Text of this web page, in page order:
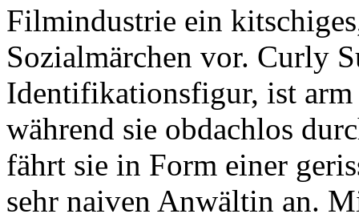
Filmindustrie ein
Sozialmärchen vor. Curly
Identifikationsfigur, ist
während sie obdachlos
fährt sie in Form einer
sehr naiven Anwältin an.